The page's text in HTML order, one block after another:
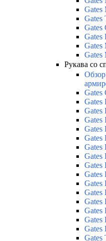
Gates
Gates
Gates
Рукава со
Gates
Gates
Gates
Gates
Gates
Gates
Gates
Gates
Gates